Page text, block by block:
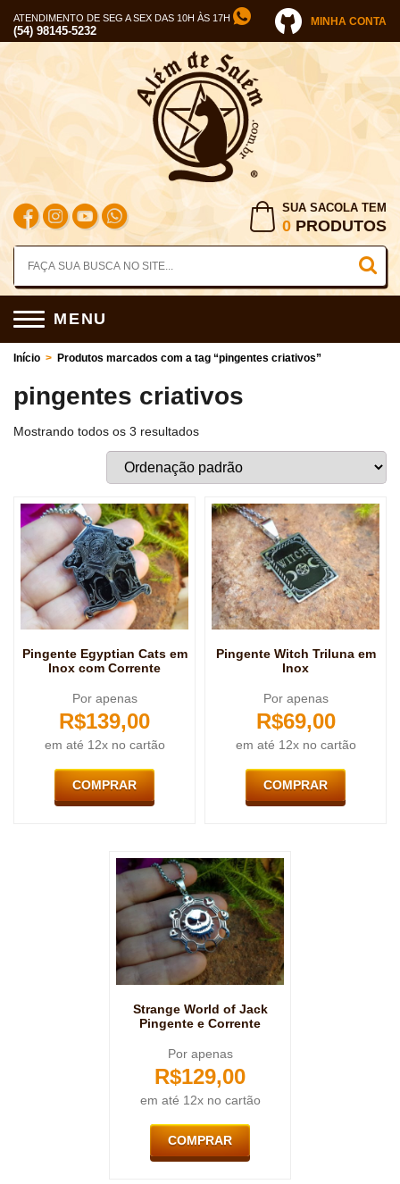
ATENDIMENTO DE SEG A SEX DAS 10H ÀS 17H
(54) 98145-5232
MINHA CONTA
SUA SACOLA TEM
0 PRODUTOS
MENU
Início > Produtos marcados com a tag “pingentes criativos”
pingentes criativos
Mostrando todos os 3 resultados
Pingente Egyptian Cats em
Inox com Corrente
Por apenas
R$139,00
em até 12x no cartão
COMPRAR
Pingente Witch Triluna em
Inox
Por apenas
R$69,00
em até 12x no cartão
COMPRAR
Strange World of Jack
Pingente e Corrente
Por apenas
R$129,00
em até 12x no cartão
COMPRAR